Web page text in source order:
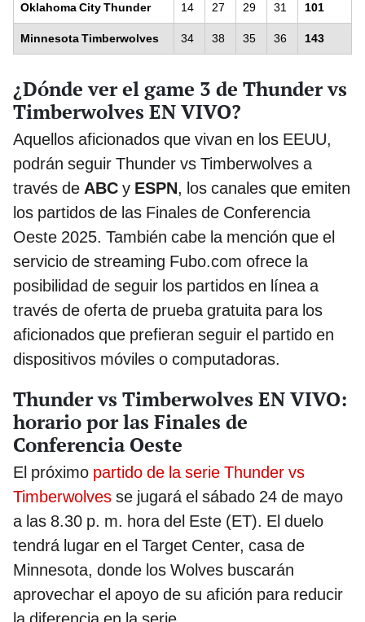
Oklahoma City Thunder 14 27 29 31 101
Minnesota Timberwolves 34 38 35 36 143
¿Dónde ver el game 3 de Thunder vs
Timberwolves EN VIVO?
Aquellos aficionados que vivan en los EEUU,
podrán seguir Thunder vs Timberwolves a
través de ABC y ESPN, los canales que emiten
los partidos de las Finales de Conferencia
Oeste 2025. También cabe la mención que el
servicio de streaming Fubo.com ofrece la
posibilidad de seguir los partidos en línea a
través de oferta de prueba gratuita para los
aficionados que prefieran seguir el partido en
dispositivos móviles o computadoras.
Thunder vs Timberwolves EN VIVO:
horario por las Finales de
Conferencia Oeste
El próximo partido de la serie Thunder vs
Timberwolves se jugará el sábado 24 de mayo
a las 8.30 p. m. hora del Este (ET). El duelo
tendrá lugar en el Target Center, casa de
Minnesota, donde los Wolves buscarán
aprovechar el apoyo de su afición para reducir